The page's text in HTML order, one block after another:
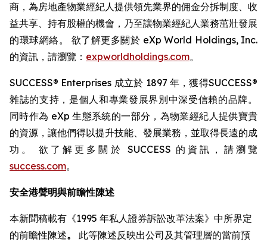
商，為房地產物業經紀人提供領先業界的佣金分拆制度、收
益共享、持有股權的機會，乃至讓物業經紀人業務茁壯發展
的環球網絡。 欲了解更多關於 eXp World Holdings, Inc.
的資訊，請瀏覽： expworldholdings.com。
SUCCESS® Enterprises 成立於 1897 年，獲得SUCCESS®
雜誌的支持，是個人和專業發展界別中深受信賴的品牌。
同時作為 eXp 生態系統的一部分，為物業經紀人提供寶貴
的資源，讓他們得以提升技能、發展業務，並取得長遠的成
功。 欲了解更多關於 SUCCESS 的資訊，請瀏覽
success.com。
安全港聲明與前瞻性陳述
本新聞稿載有《1995 年私人證券訴訟改革法案》中所界定
的前瞻性陳述。
此等陳述反映出公司及其管理層的當前預